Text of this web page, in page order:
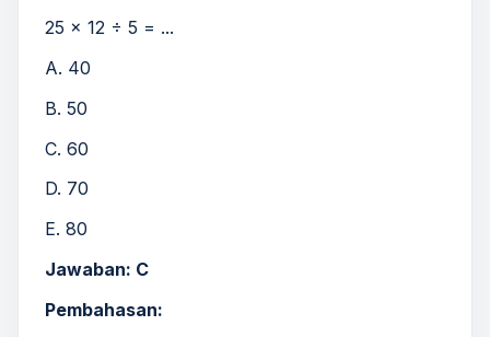
25 × 12 ÷ 5 = ...
A. 40
B. 50
C. 60
D. 70
E. 80
Jawaban: C
Pembahasan: